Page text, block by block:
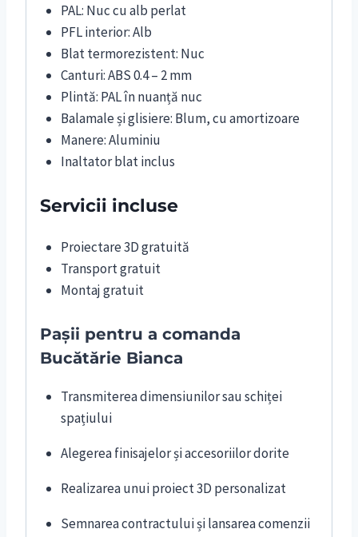
PAL: Nuc cu alb perlat
PFL interior: Alb
Blat termorezistent: Nuc
Canturi: ABS 0.4 – 2 mm
Plintă: PAL în nuanță nuc
Balamale și glisiere: Blum, cu amortizoare
Manere: Aluminiu
Inaltator blat inclus
Servicii incluse
Proiectare 3D gratuită
Transport gratuit
Montaj gratuit
Pașii pentru a comanda
Bucătărie Bianca
Transmiterea dimensiunilor sau schiței
spațiului
Alegerea finisajelor și accesoriilor dorite
Realizarea unui proiect 3D personalizat
Semnarea contractului și lansarea comenzii